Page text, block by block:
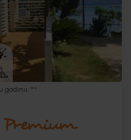
godinu. **